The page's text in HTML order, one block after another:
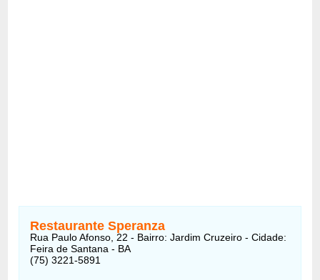
Restaurante Speranza
Rua Paulo Afonso, 22 - Bairro: Jardim Cruzeiro - Cidade:
Feira de Santana - BA
(75) 3221-5891